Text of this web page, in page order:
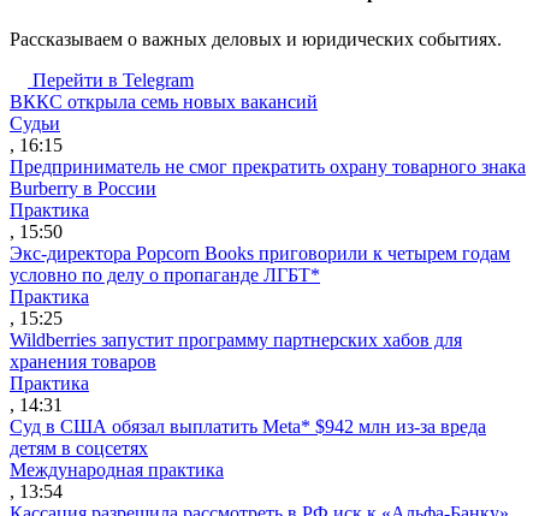
Рассказываем о важных деловых и юридических событиях.
Перейти в Telegram
ВККС открыла семь новых вакансий
Судьи
, 16:15
Предприниматель не смог прекратить охрану товарного знака
Burberry в России
Практика
, 15:50
Экс-директора Popcorn Books приговорили к четырем годам
условно по делу о пропаганде ЛГБТ*
Практика
, 15:25
Wildberries запустит программу партнерских хабов для
хранения товаров
Практика
, 14:31
Суд в США обязал выплатить Meta* $942 млн из-за вреда
детям в соцсетях
Международная практика
, 13:54